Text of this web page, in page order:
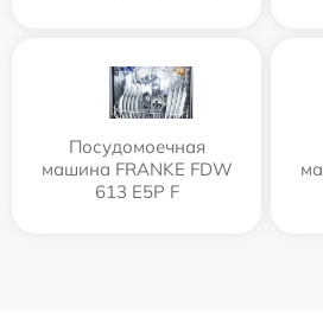
Посудомоечная
машина FRANKE FDW
613 E5P F